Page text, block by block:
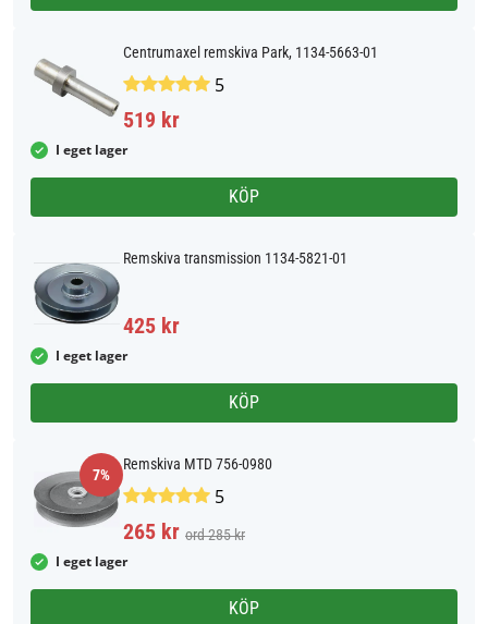
Centrumaxel remskiva Park, 1134-5663-01
5
519 kr
I eget lager
KÖP
Remskiva transmission 1134-5821-01
425 kr
I eget lager
KÖP
7%
Remskiva MTD 756-0980
5
265 kr ord 285 kr
I eget lager
KÖP